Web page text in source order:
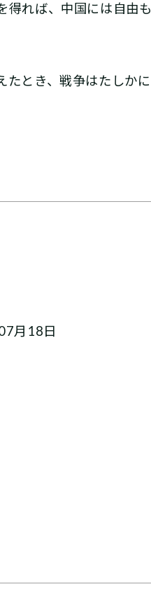
得れば、中国には自由も
とき、戦争はたしかに
月18日